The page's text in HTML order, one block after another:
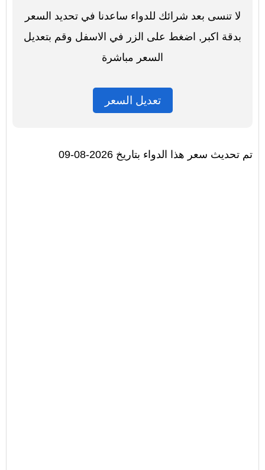
لا تنسى بعد شرائك للدواء ساعدنا في تحديد السعر
بدقة اكبر, اضغط على الزر في الاسفل وقم بتعديل
السعر مباشرة
تعديل السعر
تم تحديث سعر هذا الدواء بتاريخ 2026-08-09